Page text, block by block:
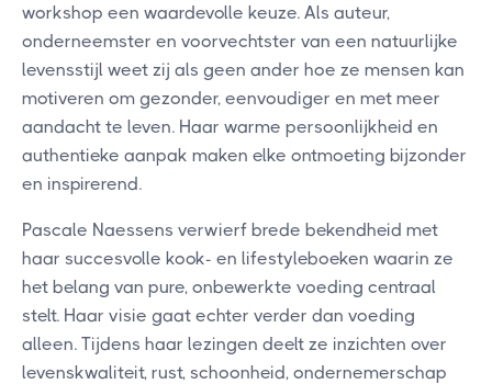
workshop een waardevolle keuze. Als auteur,
onderneemster en voorvechtster van een natuurlijke
levensstijl weet zij als geen ander hoe ze mensen kan
motiveren om gezonder, eenvoudiger en met meer
aandacht te leven. Haar warme persoonlijkheid en
authentieke aanpak maken elke ontmoeting bijzonder
en inspirerend.
Pascale Naessens verwierf brede bekendheid met
haar succesvolle kook- en lifestyleboeken waarin ze
het belang van pure, onbewerkte voeding centraal
stelt. Haar visie gaat echter verder dan voeding
alleen. Tijdens haar lezingen deelt ze inzichten over
levenskwaliteit, rust, schoonheid, ondernemerschap